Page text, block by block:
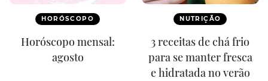
HORÓSCOPO
Horóscopo mensal:
agosto
NUTRIÇÃO
3 receitas de chá frio
para se manter fresca
e hidratada no verão